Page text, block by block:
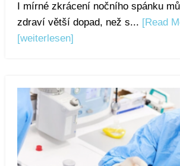
I mírné zkrácení nočního spánku
zdraví větší dopad, než s... [Read
[weiterlesen]